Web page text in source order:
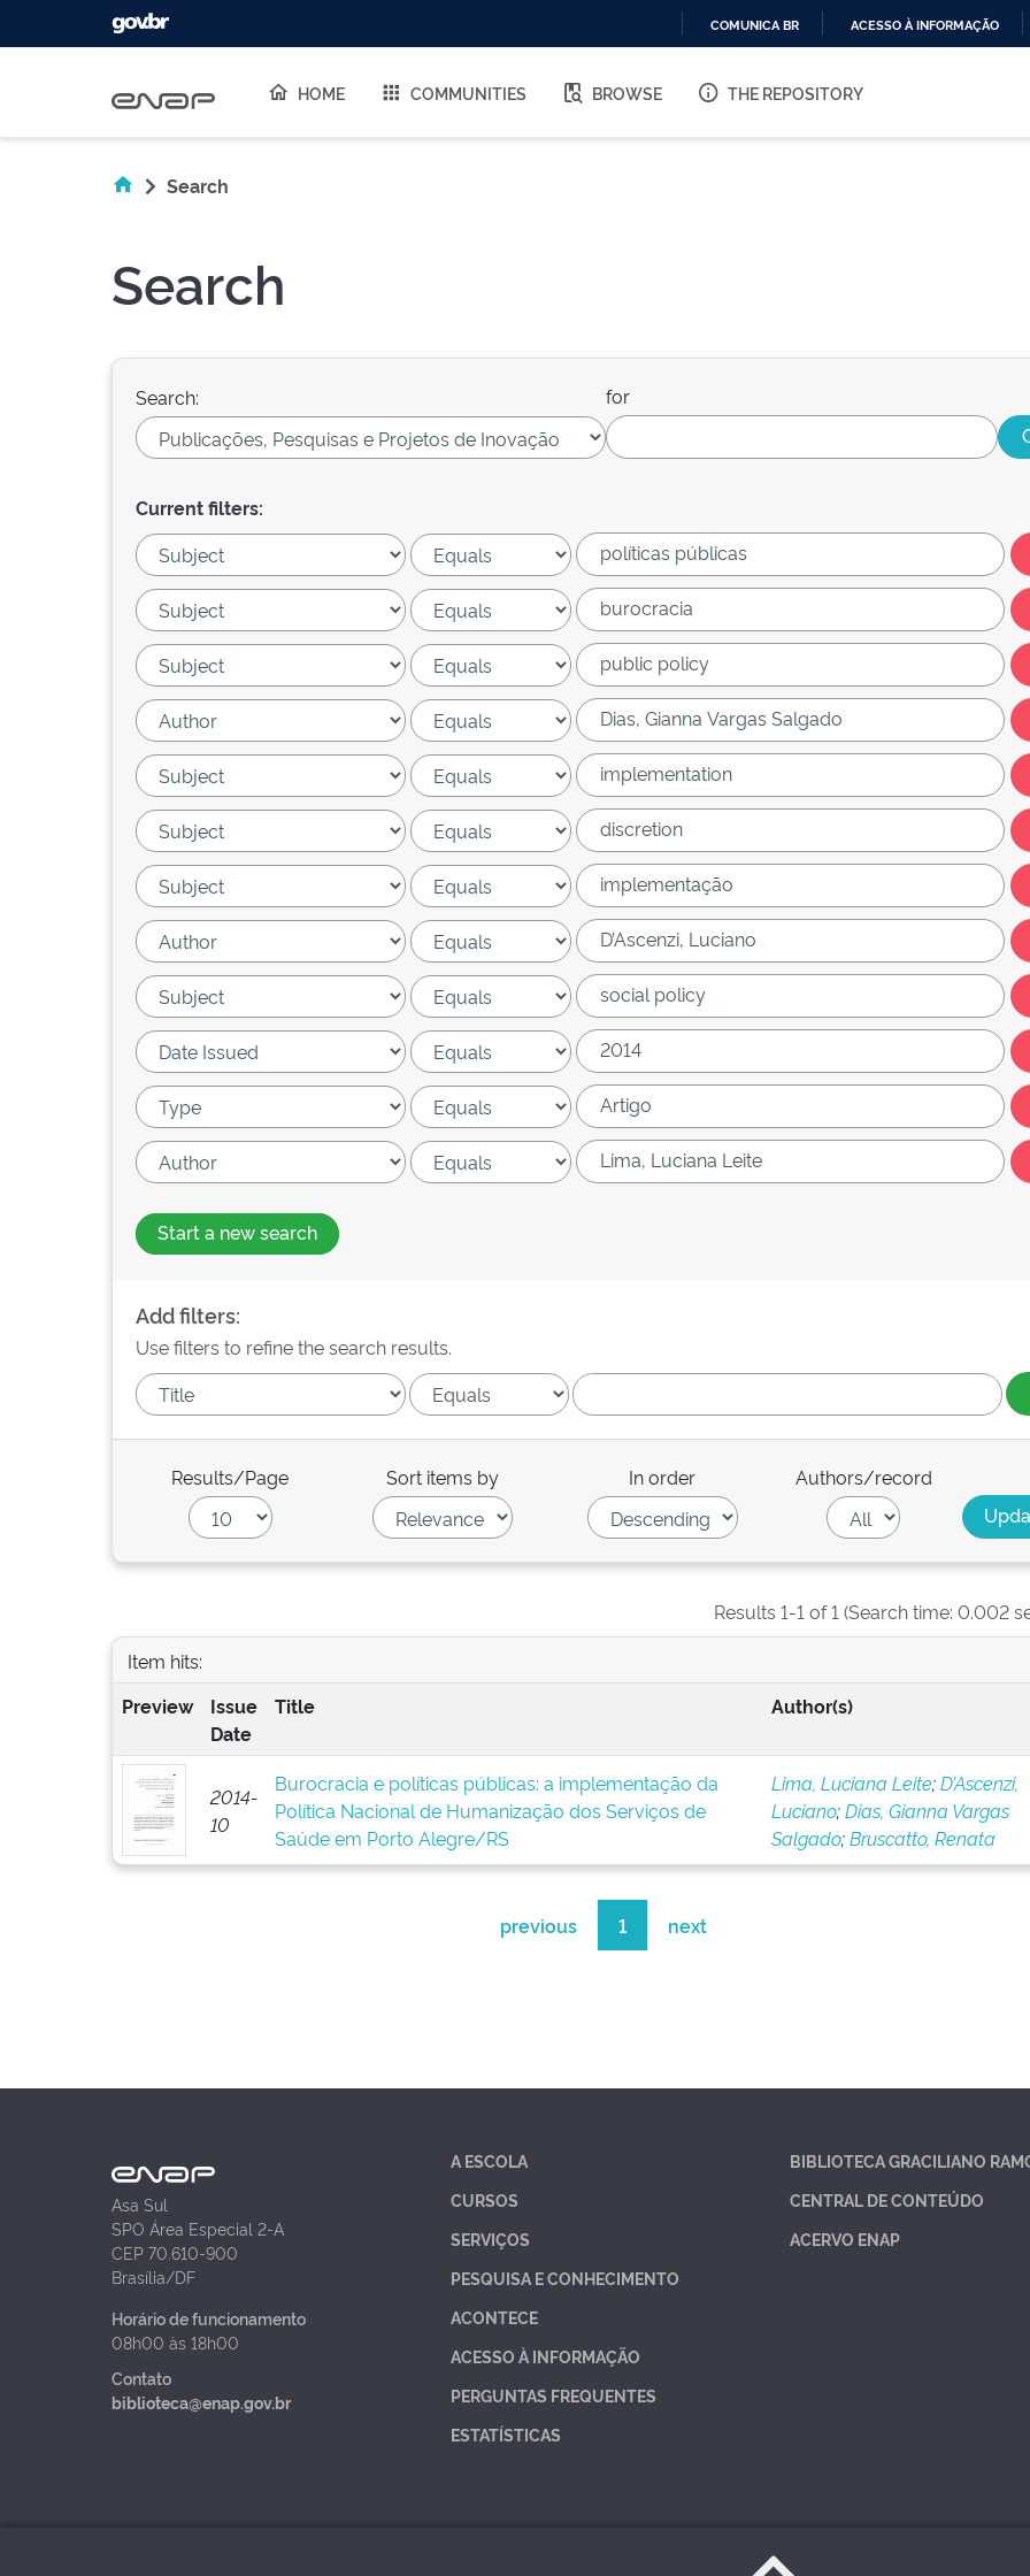
O
COMUNICA BR ACESSO À INFORMAÇÃO
HOME COMMUNITIES BROWSE THE REPOSITORY
Search
Search
Search: for
Current filters:
Start a new search
Add filters:
Use filters to refine the search results.
Results/Page Sort items by In order Authors/record
Results 1-1 of 1 (Search time: 0.002
Item hits:
Preview
Issue
Date
Title Author(s)
2014-
10
Burocracia e políticas públicas: a implementação da
Política Nacional de Humanização dos Serviços de
Saúde em Porto Alegre/RS
Lima, Luciana Leite;D’Ascenzi,
Luciano;Dias, Gianna Vargas
Salgado;Bruscatto, Renata
previous 1 next
Asa Sul
SPO Área Especial 2-A
CEP 70.610-900
Brasília/DF
Horário de funcionamento
08h00 às 18h00
Contato
biblioteca@enap.gov.br
A ESCOLA
CURSOS
SERVIÇOS
PESQUISA E CONHECIMENTO
ACONTECE
ACESSO À INFORMAÇÃO
PERGUNTAS FREQUENTES
ESTATÍSTICAS
BIBLIOTECA GRACILIANO
CENTRAL DE CONTEÚDO
ACERVO ENAP